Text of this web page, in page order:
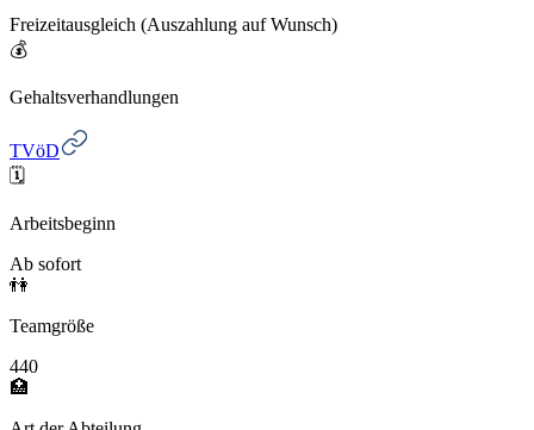
Freizeitausgleich (Auszahlung auf Wunsch)
💰
Gehaltsverhandlungen
TVöD
🗓️
Arbeitsbeginn
Ab sofort
👫
Teamgröße
440
🏥